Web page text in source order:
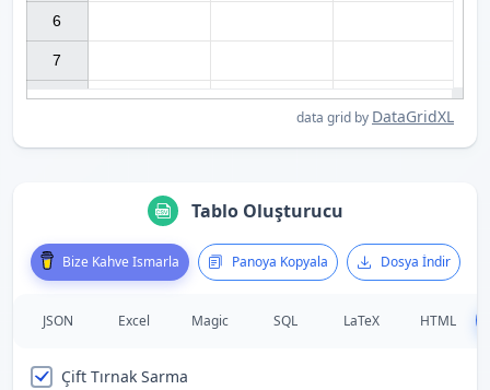
data grid by DataGridXL
6
7
Tablo Oluşturucu
Bize Kahve Ismarla Panoya Kopyala Dosya İndir
JSON Excel Magic SQL LaTeX HTML
Çift Tırnak Sarma